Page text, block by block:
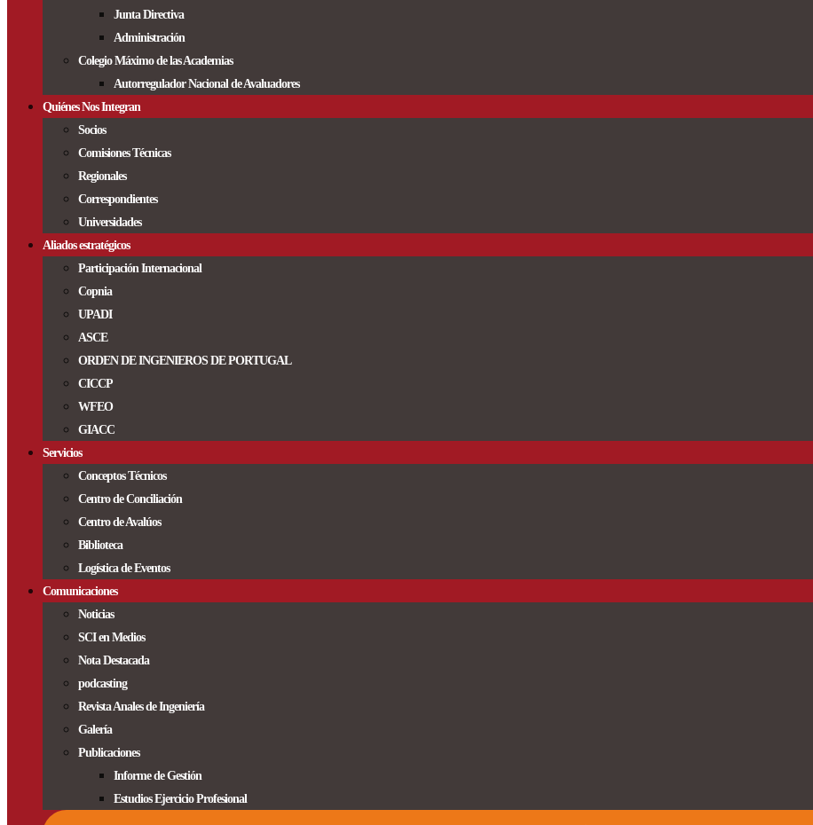
Junta Directiva
Administración
Colegio Máximo de las Academias
Autorregulador Nacional de Avaluadores
Quiénes Nos Integran
Socios
Comisiones Técnicas
Regionales
Correspondientes
Universidades
Aliados estratégicos
Participación Internacional
Copnia
UPADI
ASCE
ORDEN DE INGENIEROS DE PORTUGAL
CICCP
WFEO
GIACC
Servicios
Conceptos Técnicos
Centro de Conciliación
Centro de Avalúos
Biblioteca
Logística de Eventos
Comunicaciones
Noticias
SCI en Medios
Nota Destacada
podcasting
Revista Anales de Ingeniería
Galería
Publicaciones
Informe de Gestión
Estudios Ejercicio Profesional